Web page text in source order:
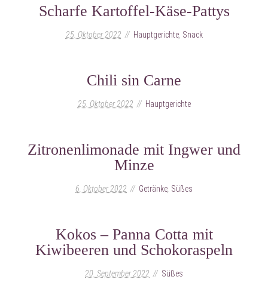
Scharfe Kartoffel-Käse-Pattys
25. Oktober 2022 Hauptgerichte, Snack
Chili sin Carne
25. Oktober 2022 Hauptgerichte
Zitronenlimonade mit Ingwer und
Minze
6. Oktober 2022 Getränke Süßes
Kokos – Panna Cotta mit
Kiwibeeren und Schokoraspeln
20. September 2022 Süßes